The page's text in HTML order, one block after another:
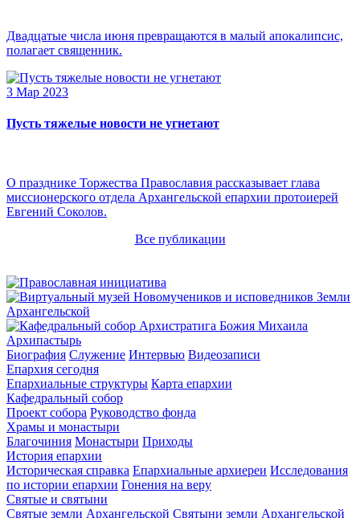
Двадцатые числа июня превращаются в малый апокалипсис,
полагает священник.
3 Мар 2023
Пусть тяжелые новости не угнетают
О празднике Торжества Православия рассказывает глава
миссионерского отдела Архангельской епархии протоиерей
Евгений Соколов.
Все публикации
Архипастырь
Биография Служение Интервью Видеозаписи
Епархия сегодня
Епархиальные структуры Карта епархии
Кафедральный собор
Проект собора Руководство фонда
Храмы и монастыри
Благочиния Монастыри Приходы
История епархии
Историческая справка Епархиальные архиереи Исследования
по истории епархии Гонения на веру
Святые и святыни
Святые земли Архангельской Святыни земли Архангельской